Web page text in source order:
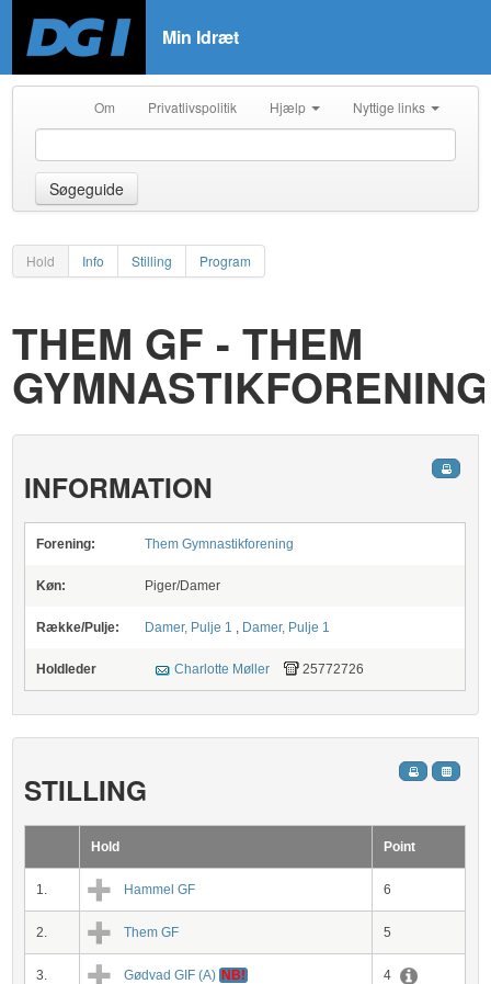
Min Idræt
Om Privatlivspolitik Hjælp Nyttige links
Søgeguide
Hold Info Stilling Program
THEM GF - THEM
GYMNASTIKFORENING
INFORMATION
Forening: Them Gymnastikforening
Køn: Piger/Damer
Række/Pulje: Damer, Pulje 1 , Damer, Pulje 1
Holdleder Charlotte Møller 25772726
STILLING
Hold Point
1. Hammel GF 6
2. Them GF 5
3. Gødvad GIF (A) NB! 4